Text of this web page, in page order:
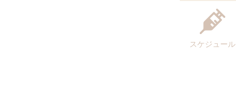
スケジュール